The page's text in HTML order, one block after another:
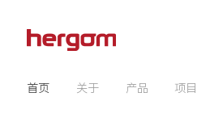
首页 关于 产品 项目